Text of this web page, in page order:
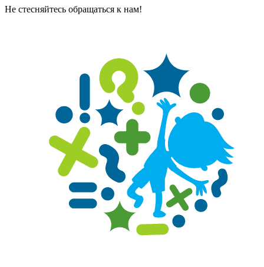
Не стесняйтесь обращаться к нам!